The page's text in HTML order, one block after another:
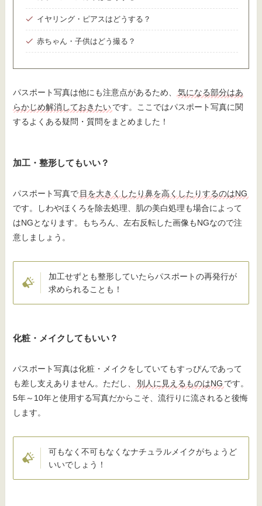
イヤリング・ピアスはどうする？
赤ちゃん・子供はどう撮る？
パスポート写真は他にも注意点があるため、
気になる部分はあ
らかじめ解消しておきたいです。ここではパスポート写真に関
するよくある疑問・質問をまとめました！
加工・整形してもいい？
パスポート写真で目を大きくしたり鼻を高くしたりするのはNG
です。しわやほくろを除去処理、肌の美白処理も場合によって
はNGとなります。もちろん、左右反転した画像もNGなので注
意しましょう。
加工せずとも整形していたらパスポートの再発行が
求められることも！
化粧・メイクしてもいい？
パスポート写真は化粧・メイクをしていてもすっぴんであって
も差し支えありません。ただし、別人に見えるものはNG です。
5年～10年と使用する写真だからこそ、流行りに流されると後悔
します。
可もなく不可もなくなナチュラルメイクがちょうど
いいでしょう！